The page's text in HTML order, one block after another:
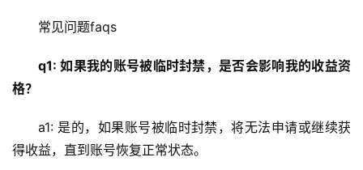
n
运
常见问题faqs
q1: 如果我的账号被临时封禁，是否会影响我的收益资
格？
a1: 是的，如果账号被临时封禁，将无法申请或继续获
得收益，直到账号恢复正常状态。